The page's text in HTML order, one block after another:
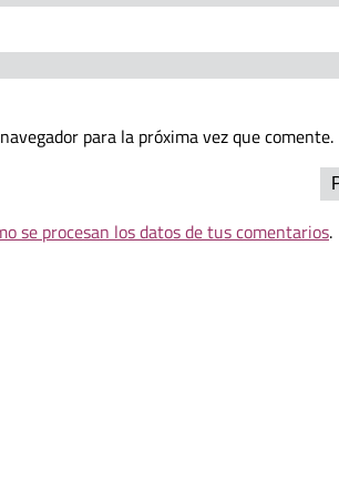
para la próxima vez que comente.
se procesan los datos de tus comentarios.